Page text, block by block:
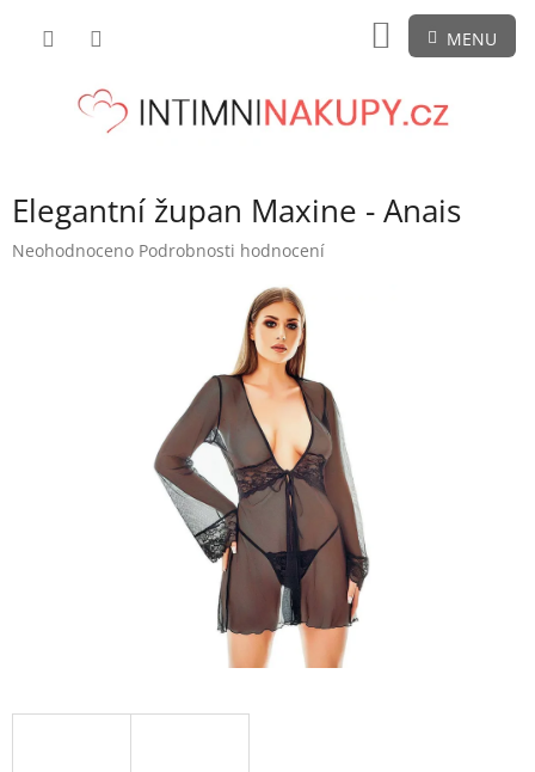
NÁKUPNÍ
KOŠÍK
Elegantní župan Maxine - Anais
Průměrné
Neohodnoceno Podrobnosti hodnocení